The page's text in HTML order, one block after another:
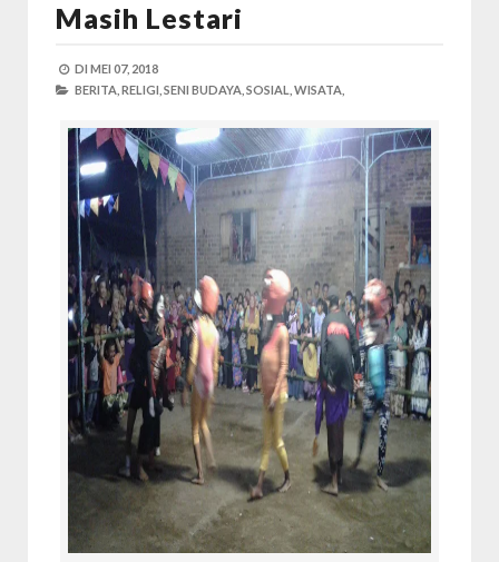
Masih Lestari
DI MEI 07, 2018
BERITA, RELIGI, SENI BUDAYA, SOSIAL, WISATA,